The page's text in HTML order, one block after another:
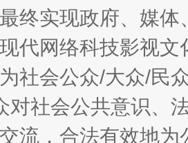
抗生素超标问题” 法
终实现政府、媒
代网络科技影视
社会公众/大众/民
对社会公共意识、
流，合法有效地